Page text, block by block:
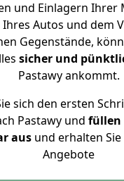
und Einlagern Ihrer
Autos und dem
Gegenstände,
sicher und
Pastawy ankommt.
sich den ersten
Pastawy und füllen
ausund erhalten Sie
Angebote